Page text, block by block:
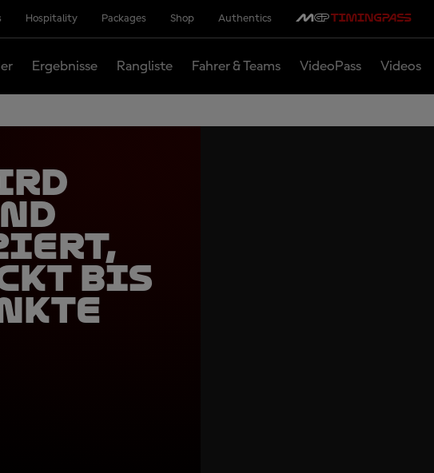
Hospitality Packages Shop Authentics
Ergebnisse Rangliste Fahrer & Teams VideoPass Videos
bis